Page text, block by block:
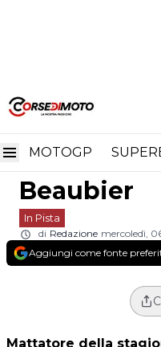
MOTOGP
Home In Pista
AMA
AMA
test con la
Beaubier
In Pista
di Redazione mercoledì,
Aggiungi come fonte
Mattatore della